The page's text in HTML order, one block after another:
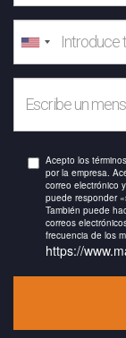
Acepto los
por la empresa.
correo electrónico
puede responder
También puede
correos
frecuencia de los
https://